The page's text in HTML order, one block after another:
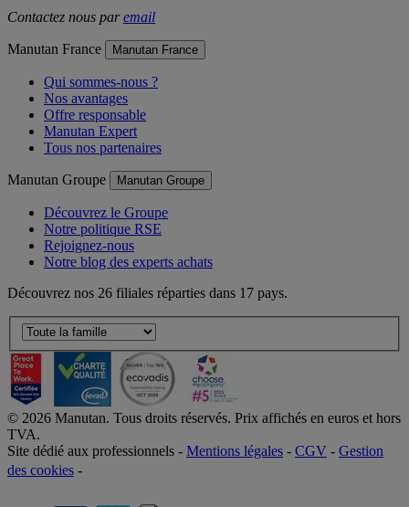
Contactez nous paremail
Manutan France Manutan France
Qui sommes-nous ?
Nos avantages
Offre responsable
Manutan Expert
Tous nos partenaires
Manutan Groupe Manutan Groupe
Découvrez le Groupe
Notre politique RSE
Rejoignez-nous
Notre blog des experts achats
Découvrez nos 26 filiales réparties dans 17 pays.
© 2026 Manutan. Tous droits réservés. Prix affichés en euros et hors
TVA.
Site dédié aux professionnels - Mentions légales - CGV - Gestion
des cookies -